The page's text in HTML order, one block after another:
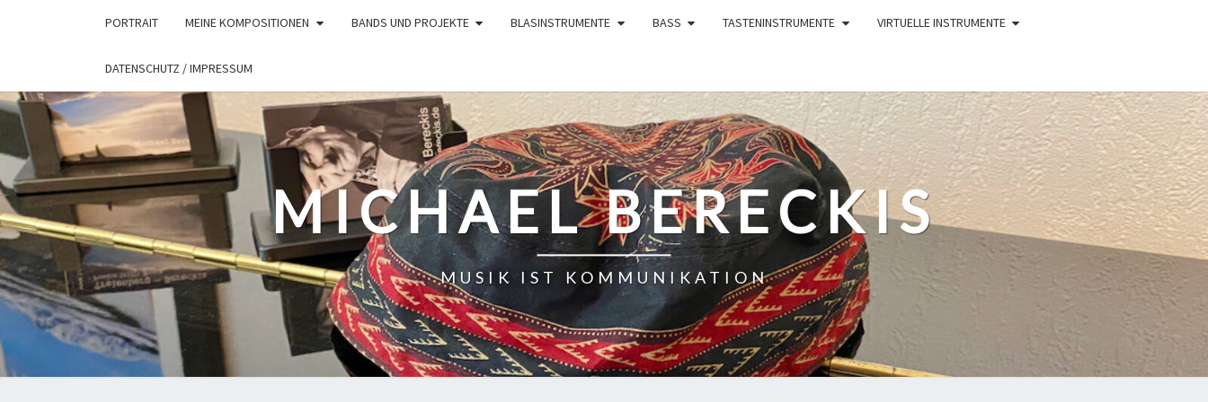
PORTRAIT MEINE KOMPOSITIONEN BANDS UND PROJEKTE BLASINSTRUMENTE BASS TASTENINSTRUMENTE VIRTUELLE INSTRUMENTE
DATENSCHUTZ / IMPRESSUM
MICHAEL BERECKIS
MUSIK IST KOMMUNIKATION